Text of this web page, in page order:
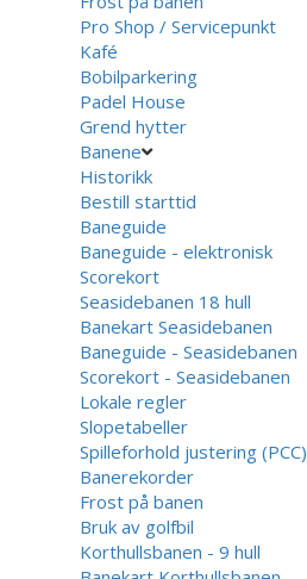
Pro Shop / Servicepunkt
Kafé
Bobilparkering
Padel House
Grend hytter
Banene
Historikk
Bestill starttid
Baneguide
Baneguide - elektronisk
Scorekort
Seasidebanen 18 hull
Banekart Seasidebanen
Baneguide - Seasidebanen
Scorekort - Seasidebanen
Lokale regler
Slopetabeller
Spilleforhold justering (PCC)
Banerekorder
Frost på banen
Bruk av golfbil
Korthullsbanen - 9 hull